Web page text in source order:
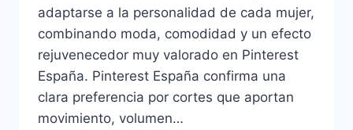
adaptarse a la personalidad de cada mujer,
combinando moda, comodidad y un efecto
rejuvenecedor muy valorado en Pinterest
España. Pinterest España confirma una
clara preferencia por cortes que aportan
movimiento, volumen…